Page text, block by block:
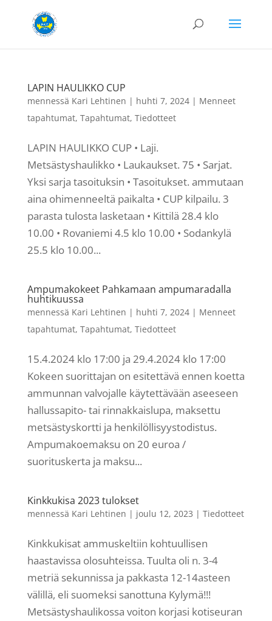
LAPIN HAULIKKO CUP
mennessä Kari Lehtinen | huhti 7, 2024| Menneet
tapahtumat, Tapahtumat, Tiedotteet
LAPIN HAULIKKO CUP • Laji.
Metsästyshaulikko • Laukaukset. 75 • Sarjat.
Yksi sarja tasoituksin • Tasoitukset. ammutaan
aina ohimenneeltä paikalta • CUP kilpailu. 3
parasta tulosta lasketaan • Kittilä 28.4 klo
10.00 • Rovaniemi 4.5 klo 10.00 • Sodankylä
25.5 klo 10.00...
Ampumakokeet Pahkamaan ampumaradalla
huhtikuussa
mennessä Kari Lehtinen | huhti 7, 2024| Menneet
tapahtumat, Tapahtumat, Tiedotteet
15.4.2024 klo 17:00 ja 29.4.2024 klo 17:00
Kokeen suorittajan on esitettävä ennen koetta
ammunnan valvojalle käytettävään aseeseen
hallussapito- tai rinnakkaislupa, maksettu
metsästyskortti ja henkilöllisyystodistus.
Ampumakoemaksu on 20 euroa /
suorituskerta ja maksu...
Kinkkukisa 2023 tulokset
mennessä Kari Lehtinen | joulu 12, 2023 | Tiedotteet
Kinkkukisat ammuskeltiin kohtuullisen
haastavissa olosuhteissa. Tuulta oli n. 3-4
metriä sekunnissa ja pakkasta 12-14asteen
välillä, eli suomeksi sanottuna Kylymä!!!
Metsästyshaulikossa voiton korjasi kotiseuran